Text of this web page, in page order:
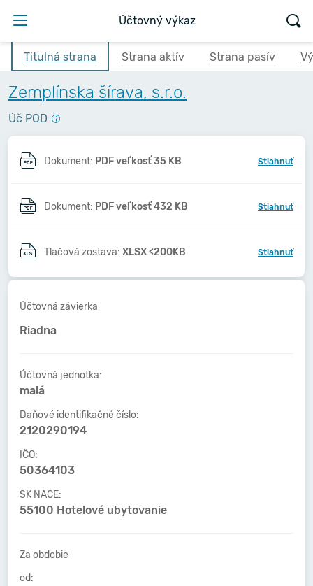
Účtovný výkaz
Titulná strana Strana aktív Strana pasív
Zemplínska šírava, s.r.o.
Úč POD
Dokument: PDF veľkosť 35 KB Stiahnuť
Dokument: PDF veľkosť 432 KB Stiahnuť
Tlačová zostava: XLSX <200KB Stiahnuť
Účtovná závierka
Riadna
Účtovná jednotka:
malá
Daňové identifikačné číslo:
2120290194
IČO:
50364103
SK NACE:
55100 Hotelové ubytovanie
Za obdobie
od: